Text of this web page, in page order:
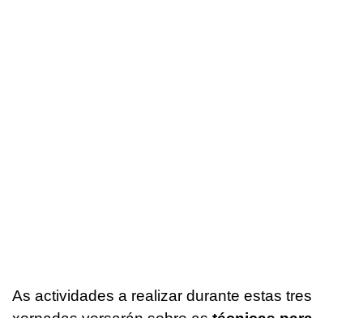
As actividades a realizar durante estas tres